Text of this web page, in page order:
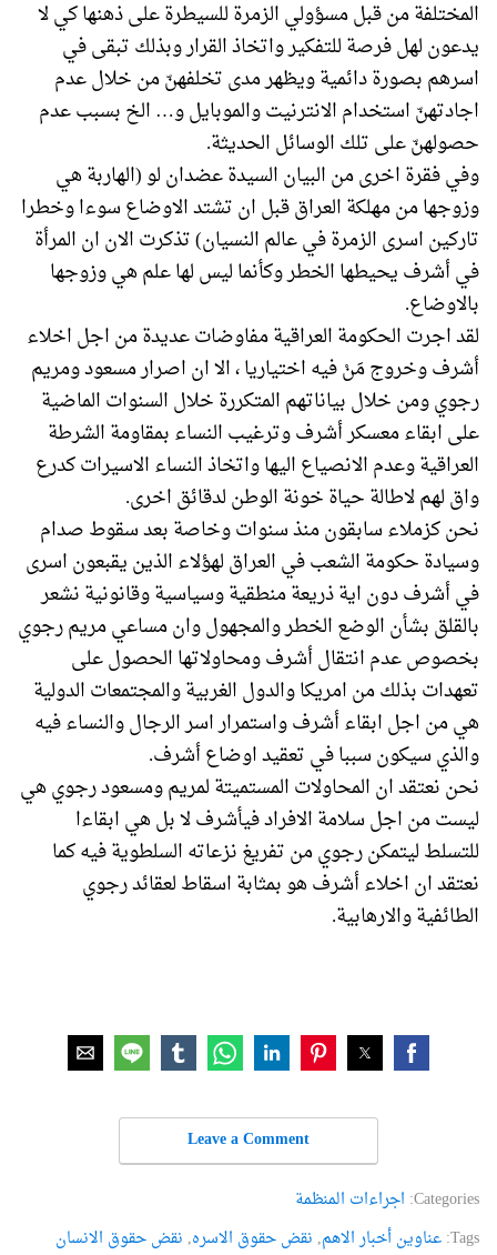
المختلفة من قبل مسؤولي الزمرة للسيطرة على ذهنها كي لا
يدعون لهل فرصة للتفكير واتخاذ القرار وبذلك تبقى في
اسرهم بصورة دائمية ويظهر مدى تخلفهنّ من خلال عدم
اجادتهنّ استخدام الانترنيت والموبايل و… الخ بسبب عدم
حصولهنّ على تلك الوسائل الحديثة.
وفي فقرة اخرى من البيان السيدة عضدان لو (الهاربة هي
وزوجها من مهلكة العراق قبل ان تشتد الاوضاع سوءا وخطرا
تاركين اسرى الزمرة في عالم النسيان) تذكرت الان ان المرأة
في أشرف يحيطها الخطر وكأنما ليس لها علم هي وزوجها
بالاوضاع.
لقد اجرت الحكومة العراقية مفاوضات عديدة من اجل اخلاء
أشرف وخروج مَنْ فيه اختياريا ، الا ان اصرار مسعود ومريم
رجوي ومن خلال بياناتهم المتكررة خلال السنوات الماضية
على ابقاء معسكر أشرف وترغيب النساء بمقاومة الشرطة
العراقية وعدم الانصياع اليها واتخاذ النساء الاسيرات كدرع
واق لهم لاطالة حياة خونة الوطن لدقائق اخرى.
نحن كزملاء سابقون منذ سنوات وخاصة بعد سقوط صدام
وسيادة حكومة الشعب في العراق لهؤلاء الذين يقبعون اسرى
في أشرف دون اية ذريعة منطقية وسياسية وقانونية نشعر
بالقلق بشأن الوضع الخطر والمجهول وان مساعي مريم رجوي
بخصوص عدم انتقال أشرف ومحاولاتها الحصول على
تعهدات بذلك من امريكا والدول الغربية والمجتمعات الدولية
هي من اجل ابقاء أشرف واستمرار اسر الرجال والنساء فيه
والذي سيكون سببا في تعقيد اوضاع أشرف.
نحن نعتقد ان المحاولات المستميتة لمريم ومسعود رجوي هي
ليست من اجل سلامة الافراد فيأشرف لا بل هي ابقاءا
للتسلط ليتمكن رجوي من تفريغ نزعاته السلطوية فيه كما
نعتقد ان اخلاء أشرف هو بمثابة اسقاط لعقائد رجوي
الطائفية والارهابية.
Leave a Comment
Categories: اجراءات المنظمة
Tags: عناوین أخبار الاهم,نقض حقوق الاسره,نقض حقوق الانسان